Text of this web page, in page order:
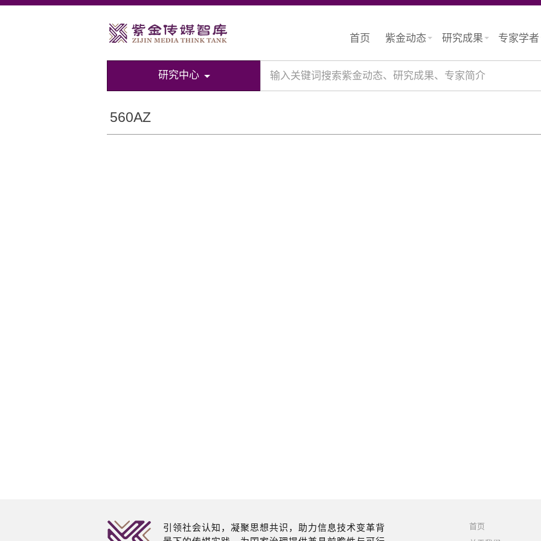
首页 紫金动态 研究成果 专家学者
研究中心 输入关键词搜索紫金动态、研究成果、专家简介
560AZ
引领社会认知，凝聚思想共识，助力信息技术变革背
首页